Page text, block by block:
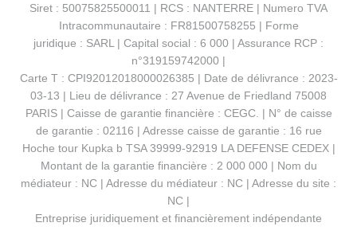
Siret : 50075825500011 | RCS : NANTERRE | Numero TVA
Intracommunautaire : FR81500758255 | Forme
juridique : SARL | Capital social : 6 000 | Assurance RCP :
n°319159742000 |
Carte T : CPI92012018000026385 | Date de délivrance : 2023-
03-13 | Lieu de délivrance : 27 Avenue de Friedland 75008
PARIS | Caisse de garantie financière : CEGC. | N° de caisse
de garantie : 02116 | Adresse caisse de garantie : 16 rue
Hoche tour Kupka b TSA 39999-92919 LA DEFENSE CEDEX |
Montant de la garantie financière : 2 000 000 | Nom du
médiateur : NC | Adresse du médiateur : NC | Adresse du site :
NC |
Entreprise juridiquement et financièrement indépendante